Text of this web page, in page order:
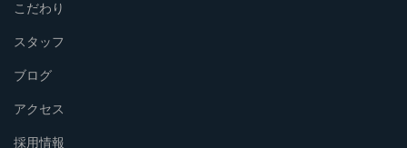
こだわり
スタッフ
ブログ
アクセス
採用情報